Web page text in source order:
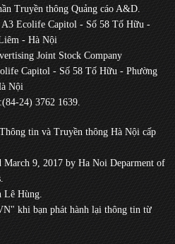
Truyền thông Quảng cáo A&D.
Ecolife Capitol - Số 58 Tố Hữu -
- Hà Nội
Joint Stock Company
Capitol - Số 58 Tố Hữu - Phường
Nội
24) 3762 1639.
tin và Truyền thông Hà Nội cấp
9, 2017 by Ha Noi Deparment of
Lê Hùng.
khi bạn phát hành lại thông tin từ